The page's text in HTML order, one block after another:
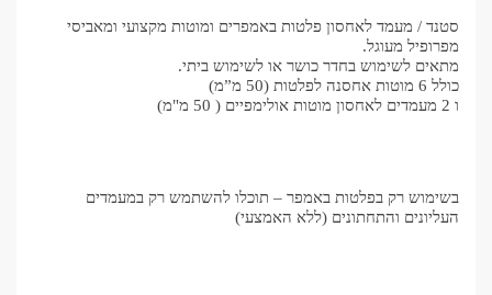
סטנד / מעמד לאחסון פלטות באמפרים ומוטות מקצועי ומאביסי
מפרופיל מעוגל.
מתאים לשימוש בחדר כושר או לשימוש ביתי.
כולל 6 מוטות אחסנה לפלטות (50 מ”מ)
ו 2 מעמדים לאחסון מוטות אולימפיים ( 50 מ"מ)
בשימוש רק בפלטות באמפר – תוכלו להשתמש רק במעמדים
העליונים והתחתונים (ללא האמצעי)